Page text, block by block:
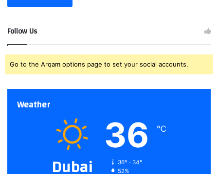
Follow Us
Go to the Arqam options page to set your social accounts.
Weather
Dubai
36 ℃
36º - 34º
52%